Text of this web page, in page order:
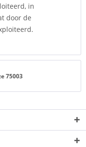
in
door de
75003